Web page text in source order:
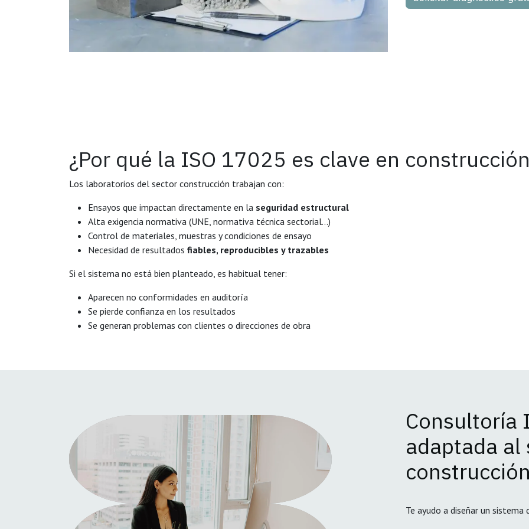
¿Por qué la ISO 17025 es clave en
Los laboratorios del sector construcción trabajan con:
Ensayos que impactan directamente en la seguridad estructural
Alta exigencia normativa (UNE, normativa técnica sectorial…)
Control de materiales, muestras y condiciones de ensayo
Necesidad de resultados fiables, reproducibles y trazables
Si el sistema no está bien planteado, es habitual tener:
Aparecen no conformidades en auditoría
Se pierde confianza en los resultados
Se generan problemas con clientes o direcciones de obra
Consultoría
adaptada al
Te ayudo a diseñar un sistema